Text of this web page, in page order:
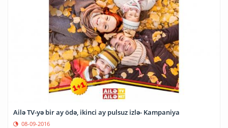
Ailə TV-yə bir ay ödə, ikinci ay pulsuz izlə- Kampaniya
08-09-2016